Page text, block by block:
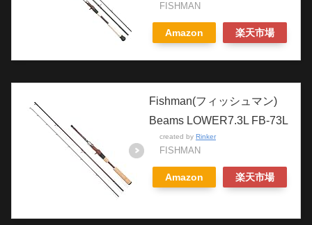
FISHMAN
Amazon 楽天市場
Fishman(フィッシュマン)
Beams LOWER7.3L FB-73L
created by Rinker
FISHMAN
Amazon 楽天市場